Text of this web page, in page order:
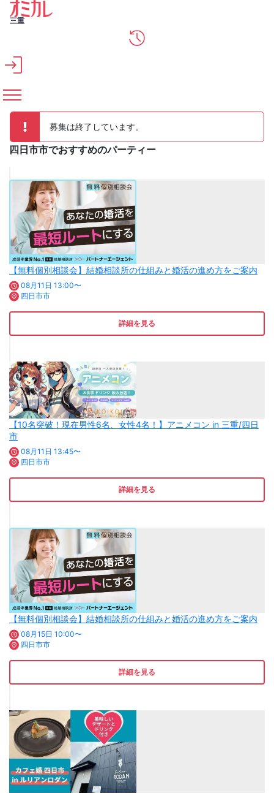
メインコンテンツへスキップ
三重
募集は終了しています。
四日市市でおすすめのパーティー
【無料個別相談会】結婚相談所の仕組みと婚活の進め方をご案内
08月11日 13:00〜
四日市市
詳細を見る
【10名突破！現在男性6名、女性4名！】アニメコン in 三重/四日
市
08月11日 13:45〜
四日市市
詳細を見る
【無料個別相談会】結婚相談所の仕組みと婚活の進め方をご案内
08月15日 10:00〜
四日市市
詳細を見る